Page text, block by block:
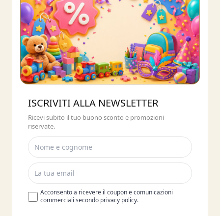
ISCRIVITI E OTTIENI SUBITO UNO
SCONTO DEL 10%
ISCRIVITI ALLA NEWSLETTER
Ricevi subito il tuo buono sconto e promozioni
riservate.
Acconsento a ricevere il coupon e comunicazioni
commerciali secondo privacy policy.